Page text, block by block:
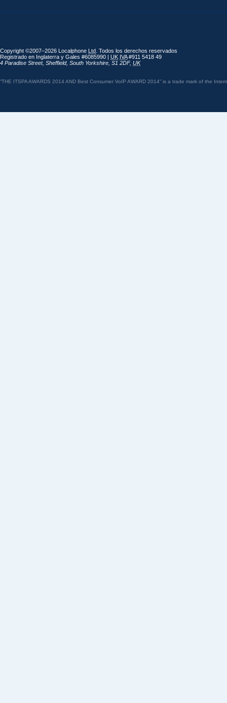
Copyright ©2007–2026 Localphone Ltd . Todos los derechos reservados
Registrado en Inglaterra y Gales #6085990 | UK IVA#911 5418 49
4 Paradise Street, Sheffield, South Yorkshire S1 2DF, UK
“THE ITSPA AWARDS 2014 AND Best Consumer VoIP AWARD 2014” is a trade mark of the